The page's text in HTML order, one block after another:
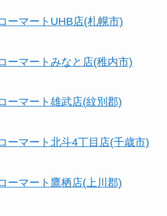
ーマートUHB店(札幌市)
ーマートみなと店(稚内市)
ーマート雄武店(紋別郡)
ーマート北斗4丁目店(千歳市)
ーマート鷹栖店(上川郡)